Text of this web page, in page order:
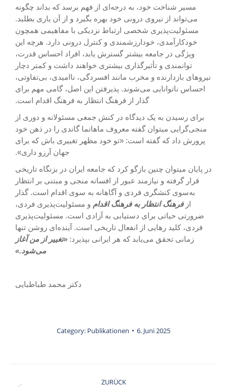
مسیر شناخت خود، به درجه‌ای از فهم برسد که بداند چگونه
می‌تواند از نیروی درونی خود بهره بگیرد و از آن یاری بطلبد.
مسئولیت‌پذیری شخصی ارتباط نزدیکی با مفاهیمی همچون
خودکارآمدی، خودارزشمندی و کنترل درونی دارد. هرچه این
ویژگی در جامعه بیشتر گسترش یابد، افراد احساس قدرت،
توانمندی و تأثیرگذاری بیشتری خواهند داشت و کمتر دچار
نیروهای بازدارنده و مخرب مانند افسردگی، ناامیدی، بی‌تفاوتی،
احساس ناتوانایی می‌شوند. پذیرفتن این اصل، گامی مهم برای
گذار از فرهنگ انتظار به فرهنگ اقدام است.
برای رسیدن به یک دیدگاه در کنش جمعی مسئولانه و دوری از
منجی‌گرایی میتوان گفته معروف ماهاتما گاندی را در ذهن خود
پرورش داد که گفته است: «تو خود مظهر تغییری باش که برای
جهان آرزو داری».
در پایان میتوان چنین بازگو کرد که جامعه ایران در بزنگاه تاریخی
قرار گرفته و نیازمند عبور از افسانه منجی و مبتنی بر انتظار
به‌سوی کنشگری فردی و آگاهانه به سوی اقدام است. گذار
ازفرهنگ انتظار به فرهنگ اقدام و مسئولیت‌پذیری فردی،
ضرورتی حیاتی برای دستیابی به آزادی است. مسئولیت‌پذیری
فردی، کلید رهایی از انفعال تاریخی است. آینده‌ای روشن تنها
زمانی تحقق می‌یابد که هر ایرانی بپذیرد: «تغییر از من آغاز
می‌شود.
»
دکتر محمد طباطبایی
Category: Publikationen 6. Juni 2025
ZURÜCK